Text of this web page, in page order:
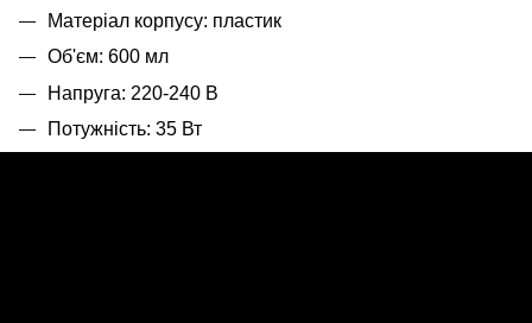
Матеріал корпусу: пластик
Об'єм: 600 мл
Напруга: 220-240 В
Потужність: 35 Вт